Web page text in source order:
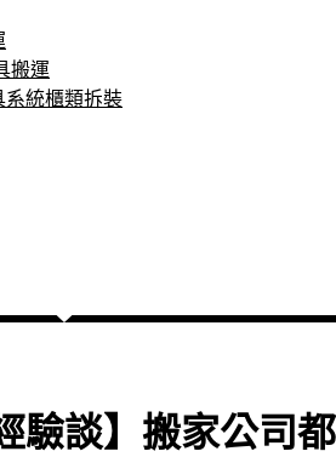
搬運
系統櫃類拆裝
驗談】搬家公司都